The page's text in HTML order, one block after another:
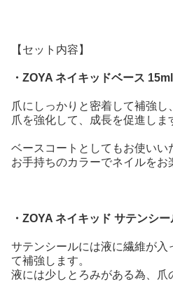
【セット内容】
・ZOYA ネイキッドベース 15ml
爪にしっかりと密着して補強し
爪を強化して、成長を促進しま
ベースコートとしてもお使いい
お手持ちのカラーでネイルをお
・ZOYA ネイキッド サテンシー
サテンシールには液に繊維が入
て補強します。
液には少しとろみがある為、爪